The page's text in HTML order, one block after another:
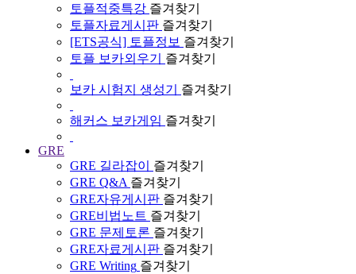
토플적중특강 즐겨찾기
토플자료게시판 즐겨찾기
[ETS공식] 토플정보 즐겨찾기
토플 보카외우기
즐겨찾기
보카 시험지 생성기 즐겨찾기
해커스 보카게임 즐겨찾기
GRE
GRE 길라잡이
즐겨찾기
GRE Q&A 즐겨찾기
GRE자유게시판 즐겨찾기
GRE비법노트 즐겨찾기
GRE 문제토론 즐겨찾기
GRE자료게시판 즐겨찾기
GRE Writing 즐겨찾기